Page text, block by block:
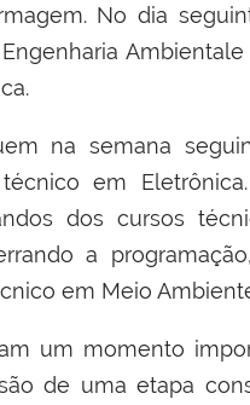
No dia
na semana
em
dos cursos
a
em Meio
um momento
de uma etapa